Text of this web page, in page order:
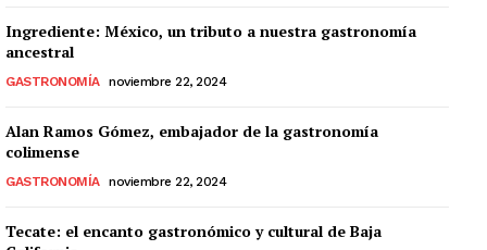
Ingrediente: México, un tributo a nuestra gastronomía
ancestral
GASTRONOMÍA noviembre 22, 2024
Alan Ramos Gómez, embajador de la gastronomía
colimense
GASTRONOMÍA noviembre 22, 2024
Tecate: el encanto gastronómico y cultural de Baja